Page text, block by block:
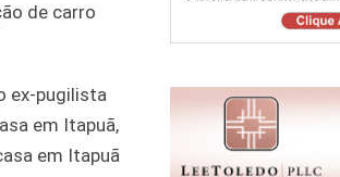
de carro
ex-pugilista
em Itapuã,
em Itapuã